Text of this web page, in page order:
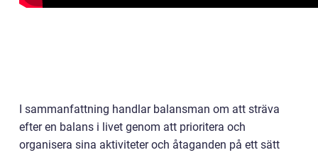
I sammanfattning handlar balansman om att sträva
efter en balans i livet genom att prioritera och
organisera sina aktiviteter och åtaganden på ett sätt